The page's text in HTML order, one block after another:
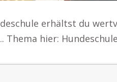
erhältst du
hier: